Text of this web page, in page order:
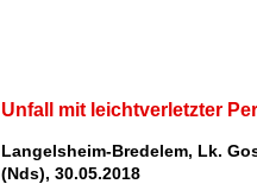
Unfall mit leichtverletzter
Langelsheim-Bredelem, Lk.
(Nds), 30.05.2018